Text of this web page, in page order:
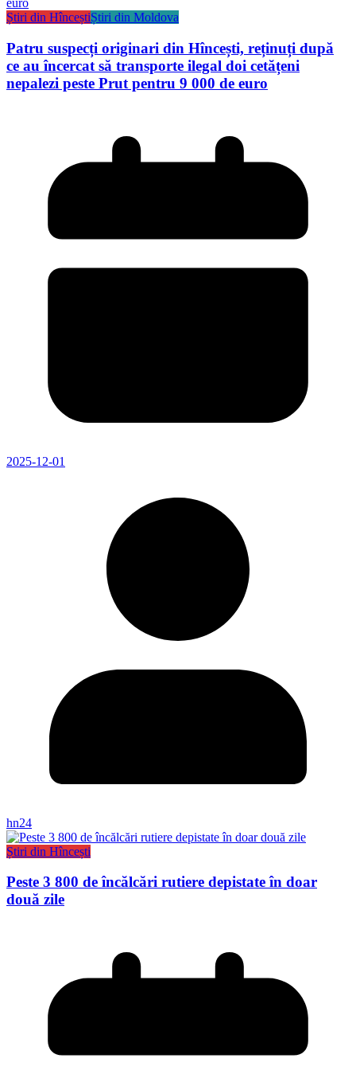
Știri din HînceștiȘtiri din Moldova
Patru suspecți originari din Hîncești, reținuți după
ce au încercat să transporte ilegal doi cetățeni
nepalezi peste Prut pentru 9 000 de euro
2025-12-01
hn24
Știri din Hîncești
Peste 3 800 de încălcări rutiere depistate în doar
două zile